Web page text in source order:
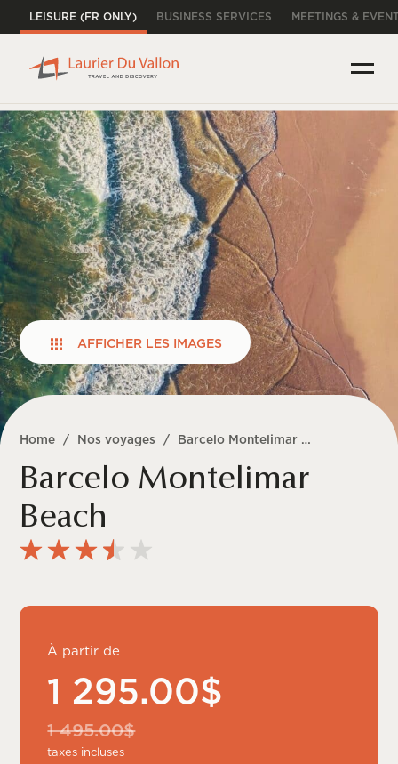
LEISURE (FR ONLY) BUSINESS SERVICES MEETINGS &
AFFICHER LES IMAGES
Home / Nos voyages / Barcelo Montelimar Beach
Barcelo Montelimar
Beach
À partir de
1 295.00$
1 495.00$
taxes incluses